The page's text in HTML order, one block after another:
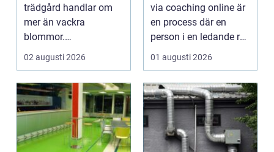
trädgård handlar om
mer än vackra
blommor.
trädgårdsdesign
förenar funktion, form
och ...
02 augusti 2026
via coaching online är
en process där en
person i en ledande roll
f&a...
01 augusti 2026